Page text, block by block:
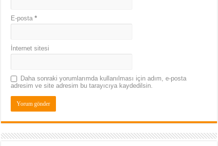
E-posta*
İnternet sitesi
Daha sonraki yorumlarımda kullanılması için adım, e-posta
adresim ve site adresim bu tarayıcıya kaydedilsin.